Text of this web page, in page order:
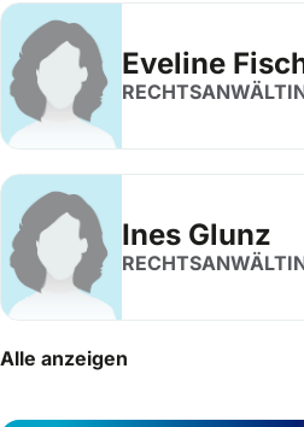
Eveline
Ines Glunz
Alle anzeigen